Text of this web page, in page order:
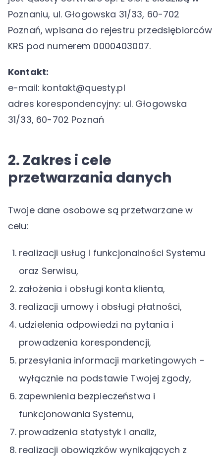
Poznaniu, ul. Głogowska 31/33, 60-702
Poznań, wpisana do rejestru przedsiębiorców
KRS pod numerem 0000403007.
Kontakt:
e-mail: kontakt@questy.pl
adres korespondencyjny: ul. Głogowska
31/33, 60-702 Poznań
2. Zakres i cele
przetwarzania danych
Twoje dane osobowe są przetwarzane w
celu:
realizacji usług i funkcjonalności Systemu
oraz Serwisu,
założenia i obsługi konta klienta,
realizacji umowy i obsługi płatności,
udzielenia odpowiedzi na pytania i
prowadzenia korespondencji,
przesyłania informacji marketingowych -
wyłącznie na podstawie Twojej zgody,
zapewnienia bezpieczeństwa i
funkcjonowania Systemu,
prowadzenia statystyk i analiz,
realizacji obowiązków wynikających z